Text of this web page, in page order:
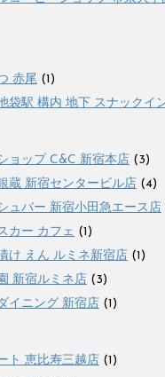
赤尾 (1)
袋駅 構内 地下 スナックイ
ョップ C&C 新宿本店 (3)
蔵 新宿センタービル店 (4)
ュバー 新宿小田急エース店
カー カフェ (1)
け えん ルミネ新宿店 (1)
新宿ルミネ店 (3)
イニング 新宿店 (1)
ト 恵比寿三越店 (1)